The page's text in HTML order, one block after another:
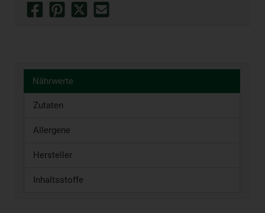
Nährwerte
Zutaten
Allergene
Hersteller
Inhaltsstoffe